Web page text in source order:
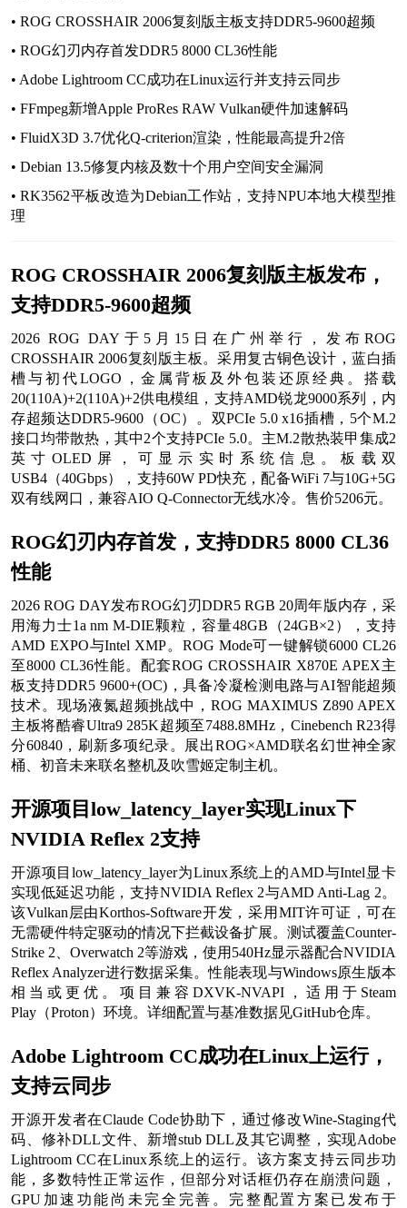
• ROG CROSSHAIR 2006复刻版主板支持DDR5-9600超频
• ROG幻刃内存首发DDR5 8000 CL36性能
• Adobe Lightroom CC成功在Linux运行并支持云同步
• FFmpeg新增Apple ProRes RAW Vulkan硬件加速解码
• FluidX3D 3.7优化Q-criterion渲染，性能最高提升2倍
• Debian 13.5修复内核及数十个用户空间安全漏洞
• RK3562平板改造为Debian工作站，支持NPU本地大模型推
理
ROG CROSSHAIR 2006复刻版主板发布，
支持DDR5-9600超频
2026 ROG DAY于5月15日在广州举行，发布ROG
CROSSHAIR 2006复刻版主板。采用复古铜色设计，蓝白插
槽与初代LOGO，金属背板及外包装还原经典。搭载
20(110A)+2(110A)+2供电模组，支持AMD锐龙9000系列，内
存超频达DDR5-9600（OC）。双PCIe 5.0 x16插槽，5个M.2
接口均带散热，其中2个支持PCIe 5.0。主M.2散热装甲集成2
英寸OLED屏，可显示实时系统信息。板载双
USB4（40Gbps），支持60W PD快充，配备WiFi 7与10G+5G
双有线网口，兼容AIO Q-Connector无线水冷。售价5206元。
ROG幻刃内存首发，支持DDR5 8000 CL36
性能
2026 ROG DAY发布ROG幻刃DDR5 RGB 20周年版内存，采
用海力士1a nm M-DIE颗粒，容量48GB（24GB×2），支持
AMD EXPO与Intel XMP。ROG Mode可一键解锁6000 CL26
至8000 CL36性能。配套ROG CROSSHAIR X870E APEX主
板支持DDR5 9600+(OC)，具备冷凝检测电路与AI智能超频
技术。现场液氮超频挑战中，ROG MAXIMUS Z890 APEX
主板将酷睿Ultra9 285K超频至7488.8MHz，Cinebench R23得
分60840，刷新多项纪录。展出ROG×AMD联名幻世神全家
桶、初音未来联名整机及吹雪姬定制主机。
开源项目low_latency_layer实现Linux下
NVIDIA Reflex 2支持
开源项目low_latency_layer为Linux系统上的AMD与Intel显卡
实现低延迟功能，支持NVIDIA Reflex 2与AMD Anti-Lag 2。
该Vulkan层由Korthos-Software开发，采用MIT许可证，可在
无需硬件特定驱动的情况下拦截设备扩展。测试覆盖Counter-
Strike 2、Overwatch 2等游戏，使用540Hz显示器配合NVIDIA
Reflex Analyzer进行数据采集。性能表现与Windows原生版本
相当或更优。项目兼容DXVK-NVAPI，适用于Steam
Play（Proton）环境。详细配置与基准数据见GitHub仓库。
Adobe Lightroom CC成功在Linux上运行，
支持云同步
开源开发者在Claude Code协助下，通过修改Wine-Staging代
码、修补DLL文件、新增stub DLL及其它调整，实现Adobe
Lightroom CC在Linux系统上的运行。该方案支持云同步功
能，多数特性正常运作，但部分对话框仍存在崩溃问题，
GPU加速功能尚未完全完善。完整配置方案已发布于